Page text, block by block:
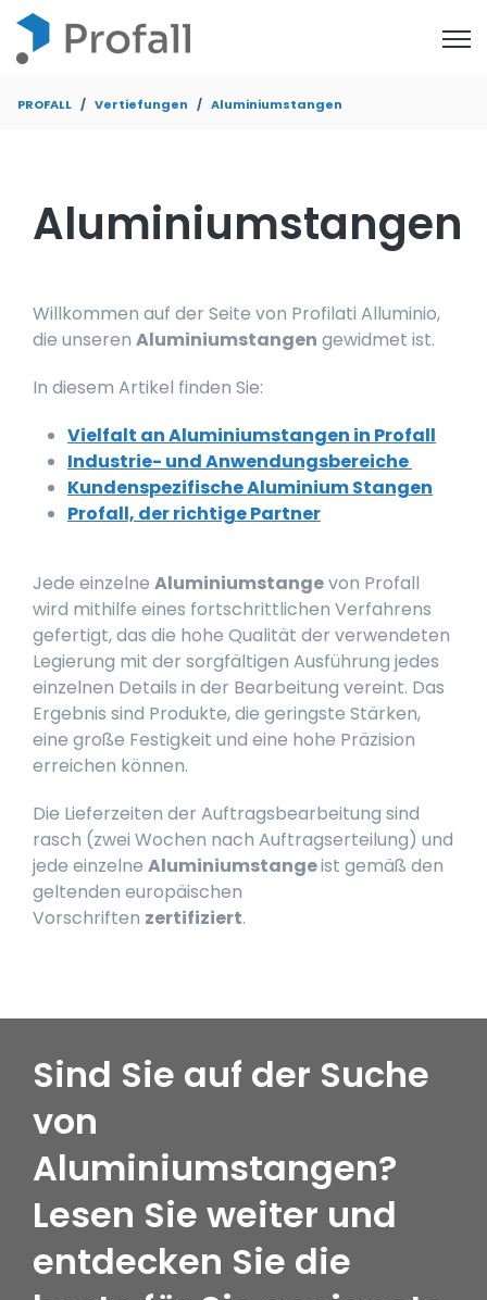
PROFALL Vertiefungen Aluminiumstangen
Aluminiumstangen
Willkommen auf der Seite von Profilati Alluminio,
die unseren Aluminiumstangen gewidmet ist.
In diesem Artikel finden Sie:
Vielfalt an Aluminiumstangen in Profall
Industrie- und Anwendungsbereiche
Kundenspezifische Aluminium Stangen
Profall, der richtige Partner
Jede einzelne Aluminiumstangevon Profall
wird mithilfe eines fortschrittlichen Verfahrens
gefertigt, das die hohe Qualität der verwendeten
Legierung mit der sorgfältigen Ausführung jedes
einzelnen Details in der Bearbeitung vereint. Das
Ergebnis sind Produkte, die geringste Stärken,
eine große Festigkeit und eine hohe Präzision
erreichen können.
Die Lieferzeiten der Auftragsbearbeitung sind
rasch (zwei Wochen nach Auftragserteilung) und
jede einzelne Aluminiumstangeist gemäß den
geltenden europäischen
Vorschriften zertifiziert.
Sind Sie auf der Suche
von
Aluminiumstangen?
Lesen Sie weiter und
entdecken Sie die